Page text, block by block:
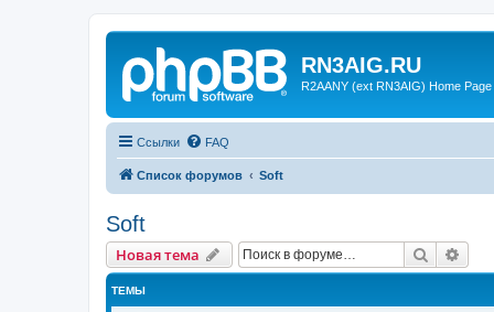
RN3AIG.RU
R2AANY (ext RN3AIG) Home Page
Ссылки FAQ
Список форумов Soft
Soft
Новая тема Поиск
ТЕМЫ